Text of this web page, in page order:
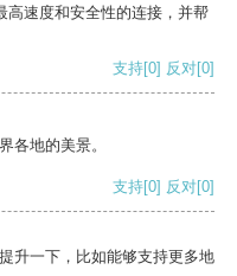
高速度和安全性的连接，并帮
支持[0] 反对[0]
各地的美景。
支持[0] 反对[0]
升一下，比如能够支持更多地